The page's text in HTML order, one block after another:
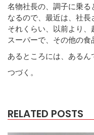
名物社長の、調子に乗
なるので、最近は、社長
それくらい、以前より、
スーパーで、その他の食
あるところには、あるん
つづく。
RELATED POSTS